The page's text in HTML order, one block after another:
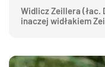
Widlicz Zeillera (łac.
inaczej widłakiem